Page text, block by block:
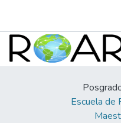
Escuela de